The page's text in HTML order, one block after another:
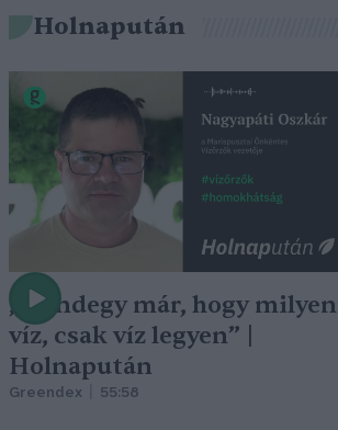
Holnapután
„Mindegy már, hogy milyen
víz, csak víz legyen” |
Holnapután
Greendex 55:58